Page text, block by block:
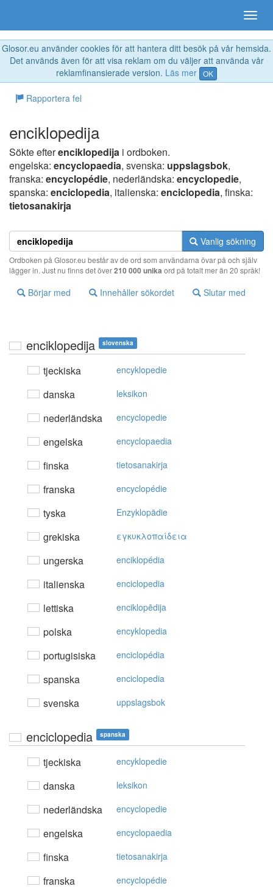
Glosor.eu använder cookies för att hantera ditt besök på vår hemsida.
Det används även för att visa reklam om du väljer att använda vår
reklamfinansierade version. Läs mer OK
Rapportera fel
enciklopedija
Sökte efterenciklopedija i ordboken.
engelska: encyclopaedia, svenska: uppslagsbok,
franska: encyclopédie, nederländska: encyclopedie,
spanska: enciclopedia, italienska: enciclopedia, finska:
tietosanakirja
Vanlig sökning
Ordboken på Glosor.eu består av de ord som användarna övar på och själv
lägger in. Just nu finns det över210 000 unika ord på totalt mer än 20 språk!
Börjar med Innehåller sökordet Slutar med
enciklopedija slovenska
tjeckiska encyklopedie
danska leksikon
nederländska encyclopedie
engelska encyclopaedia
finska tietosanakirja
franska encyclopédie
tyska Enzyklopädie
grekiska εγκυκλoπαίδεια
ungerska enciklopédia
italienska enciclopedia
lettiska enciklopēdija
polska encyklopedia
portugisiska enciclopédia
spanska enciclopedia
svenska uppslagsbok
enciclopedia spanska
tjeckiska encyklopedie
danska leksikon
nederländska encyclopedie
engelska encyclopaedia
finska tietosanakirja
franska encyclopédie